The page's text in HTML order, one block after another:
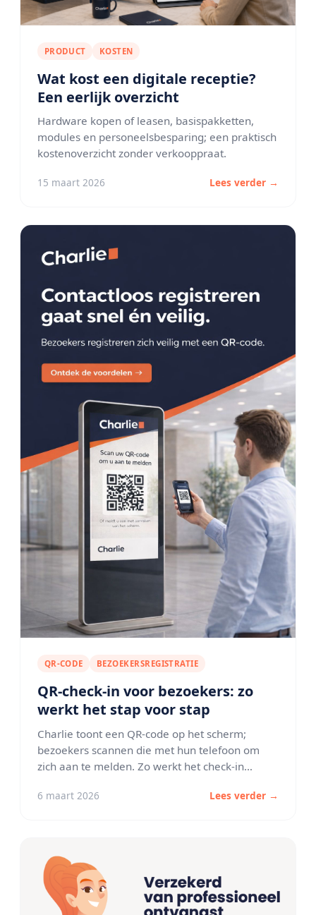
PRODUCT KOSTEN
Wat kost een digitale receptie?
Een eerlijk overzicht
Hardware kopen of leasen, basispakketten,
modules en personeelsbesparing; een praktisch
kostenoverzicht zonder verkooppraat.
15 maart 2026 Lees verder →
QR-CODE BEZOEKERSREGISTRATIE
QR-check-in voor bezoekers: zo
werkt het stap voor stap
Charlie toont een QR-code op het scherm;
bezoekers scannen die met hun telefoon om
zich aan te melden. Zo werkt het check-in
6 maart 2026 Lees verder →